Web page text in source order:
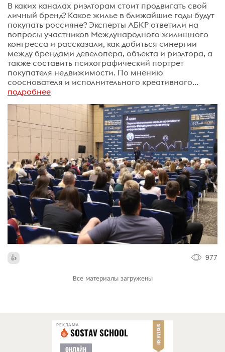
В каких каналах риэлторам стоит продвигать свой
личный бренд? Какое жилье в ближайшие годы будут
покупать россияне? Эксперты АБКР ответили на
вопросы участников Международного жилищного
конгресса и рассказали, как добиться синергии
между брендами девелопера, объекта и риэлтора, а
также составить психографический портрет
покупателя недвижимости. По мнению
сооснователя и исполнительного креативного...
подробнее
977
Все материалы загружены
РЕКЛАМА